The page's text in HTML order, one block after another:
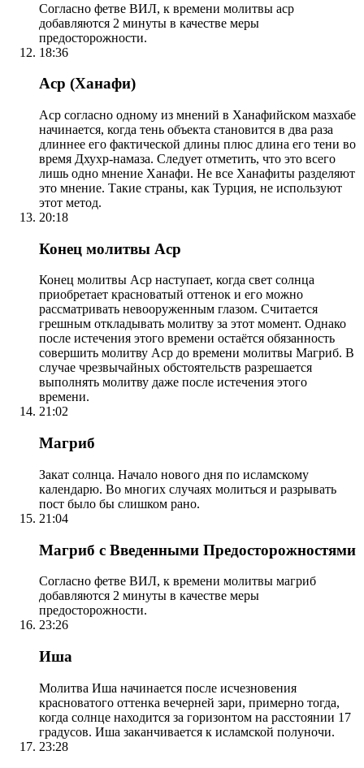
Согласно фетве ВИЛ, к времени молитвы аср
добавляются 2 минуты в качестве меры
предосторожности.
18:36
Аср (Ханафи)
Аср согласно одному из мнений в Ханафийском мазхабе
начинается, когда тень объекта становится в два раза
длиннее его фактической длины плюс длина его тени во
время Дхухр-намаза. Следует отметить, что это всего
лишь одно мнение Ханафи. Не все Ханафиты разделяют
это мнение. Такие страны, как Турция, не используют
этот метод.
20:18
Конец молитвы Аср
Конец молитвы Аср наступает, когда свет солнца
приобретает красноватый оттенок и его можно
рассматривать невооруженным глазом. Считается
грешным откладывать молитву за этот момент. Однако
после истечения этого времени остаётся обязанность
совершить молитву Аср до времени молитвы Магриб. В
случае чрезвычайных обстоятельств разрешается
выполнять молитву даже после истечения этого
времени.
21:02
Магриб
Закат солнца. Начало нового дня по исламскому
календарю. Во многих случаях молиться и разрывать
пост было бы слишком рано.
21:04
Магриб с Введенными Предосторожностями
Согласно фетве ВИЛ, к времени молитвы магриб
добавляются 2 минуты в качестве меры
предосторожности.
23:26
Иша
Молитва Иша начинается после исчезновения
красноватого оттенка вечерней зари, примерно тогда,
когда солнце находится за горизонтом на расстоянии 17
градусов. Иша заканчивается к исламской полуночи.
23:28